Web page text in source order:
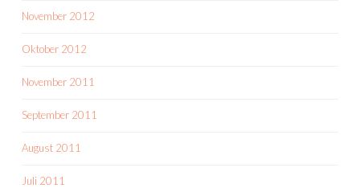
November 2012
Oktober 2012
November 2011
September 2011
August 2011
Juli 2011